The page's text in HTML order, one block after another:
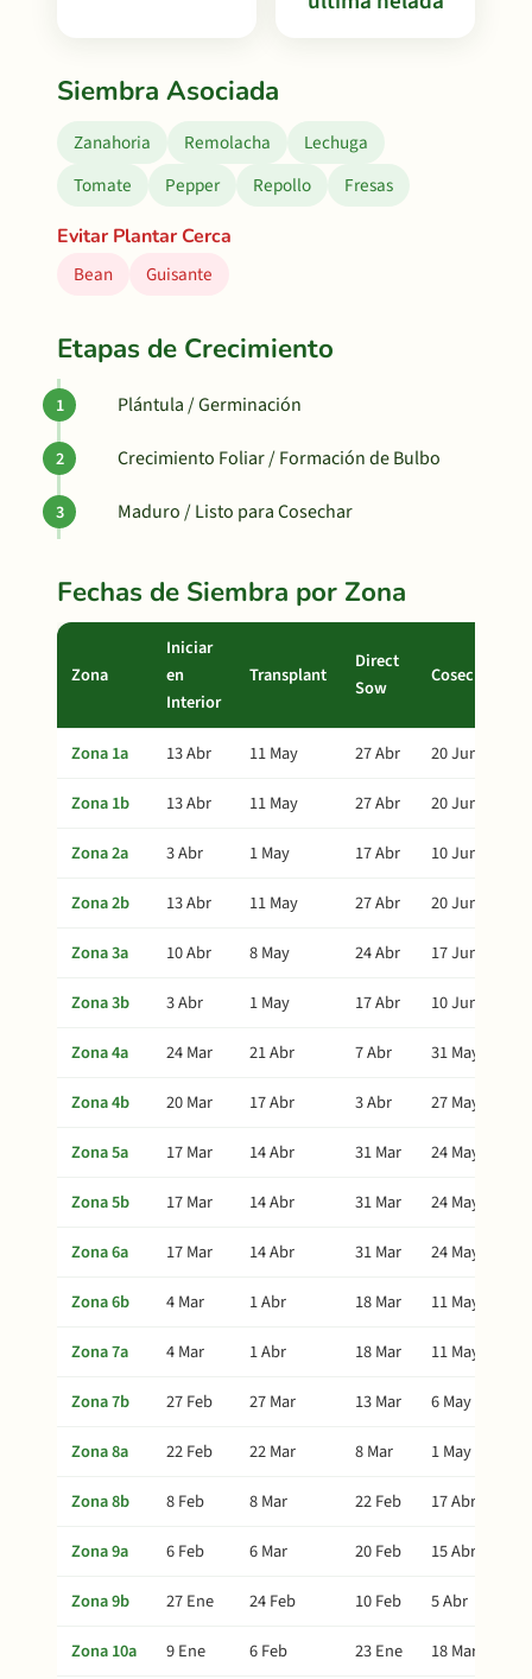
Siembra Asociada
Zanahoria Remolacha
Lechuga
Tomate
Pepper Repollo
Fresas
Evitar Plantar Cerca
Bean
Guisante
Etapas de Crecimiento
Plántula / Germinación
Crecimiento Foliar / Formación de Bulbo
Maduro / Listo para Cosechar
Fechas de Siembra por Zona
Zona
Iniciar
en
Interior
Transplant
Direct
Sow
Cosecha
Zona 1a 13 Abr 11 May 27 Abr
20 Jun
Zona 1b
13 Abr 11 May 27 Abr
20 Jun
Zona 2a
3 Abr 1 May 17 Abr
10 Jun
Zona 2b
13 Abr 11 May 27 Abr
20 Jun
Zona 3a
10 Abr 8 May 24 Abr
17 Jun
Zona 3b
3 Abr 1 May 17 Abr
10 Jun
Zona 4a
24 Mar 21 Abr 7 Abr
31 May
Zona 4b
20 Mar 17 Abr 3 Abr
27 May
Zona 5a
17 Mar 14 Abr 31 Mar
24 May
Zona 5b
17 Mar 14 Abr 31 Mar
24 May
Zona 6a
17 Mar 14 Abr 31 Mar
24 May
Zona 6b
4 Mar 1 Abr 18 Mar
11 May
Zona 7a
4 Mar 1 Abr 18 Mar
11 May
Zona 7b
27 Feb 27 Mar 13 Mar
6 May
Zona 8a
22 Feb 22 Mar 8 Mar
1 May
Zona 8b
8 Feb 8 Mar 22 Feb
17 Abr
Zona 9a
6 Feb 6 Mar 20 Feb
15 Abr
Zona 9b
27 Ene 24 Feb 10 Feb
5 Abr
Zona 10a
9 Ene 6 Feb 23 Ene 18 Mar